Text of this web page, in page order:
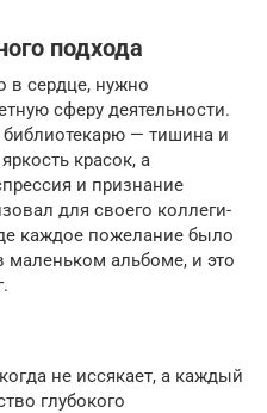
подхода
в сердце, нужно
сферу деятельности.
— тишина и
красок, а
и признание
для своего коллеги-
каждое пожелание было
маленьком альбоме, и это
не иссякает, а каждый
глубокого